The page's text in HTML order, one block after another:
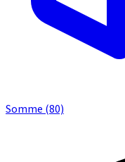
Somme (80)